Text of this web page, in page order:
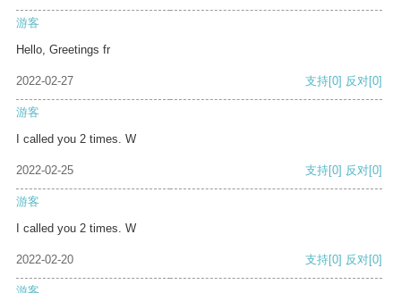
游客
Hello, Greetings fr
2022-02-27 支持[0] 反对[0]
游客
I called you 2 times. W
2022-02-25 支持[0] 反对[0]
游客
I called you 2 times. W
2022-02-20 支持[0] 反对[0]